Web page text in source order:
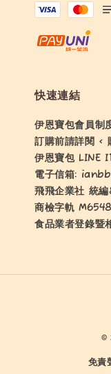
快速連結
伊恩寶包會員制
訂購前請詳閱 <
伊恩寶包 LINE
電子信箱:
飛飛企業社 統
商檢字軌
食品業者登錄暨
©
免責